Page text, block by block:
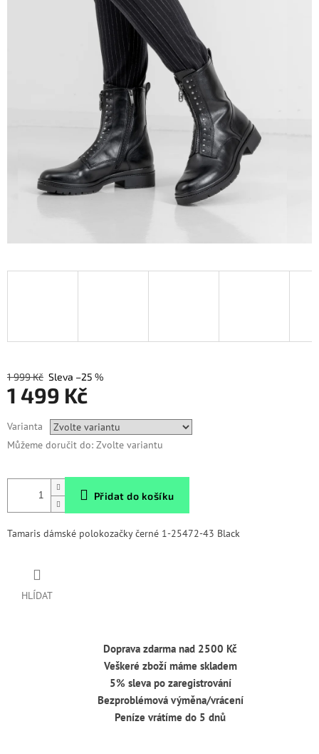
1 999 Kč –25 %
1 499 Kč
cena:
Varianta
Můžeme doručit do: Zvolte variantu
Přidat do košíku
Tamaris dámské polokozačky černé 1-25472-43 Black
HLÍDAT
Doprava zdarma nad 2500 Kč
Veškeré zboží máme skladem
5% sleva po zaregistrování
Bezproblémová výměna/vrácení
Peníze vrátíme do 5 dnů